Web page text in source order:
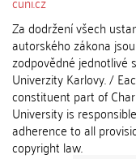
Za dodržení všech
autorského zákona jsou
zodpovědné jednotlivé
Univerzity Karlovy. /
constituent part of
University is
adherence to all
copyright law.